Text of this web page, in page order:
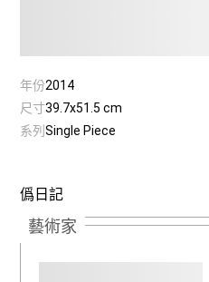
年份2014
尺寸39.7x51.5 cm
系列Single Piece
僞日記
藝術家